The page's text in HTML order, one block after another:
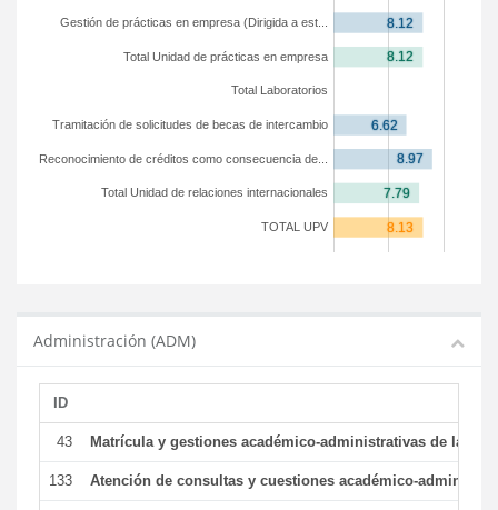
TOTAL UPV
Total Unidad de relaciones internacionales
Reconocimiento de créditos como consecuencia de...
Tramitación de solicitudes de becas de intercambio
Total Laboratorios
Total Unidad de prácticas en empresa
Gestión de prácticas en empresa (Dirigida a est...
Administración (ADM)
ID
43 Matrícula y gestiones académico-administrativas de la
133 Atención de consultas y cuestiones académico-